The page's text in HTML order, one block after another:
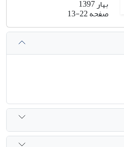
بهار 1397
صفحه13-22